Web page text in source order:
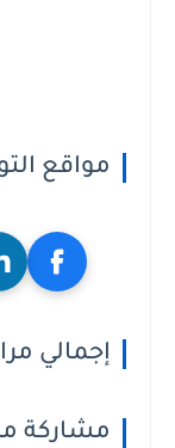
مواقع
إجمالي
مشاركة